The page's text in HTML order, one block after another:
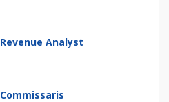
Revenue Analyst
Commissaris